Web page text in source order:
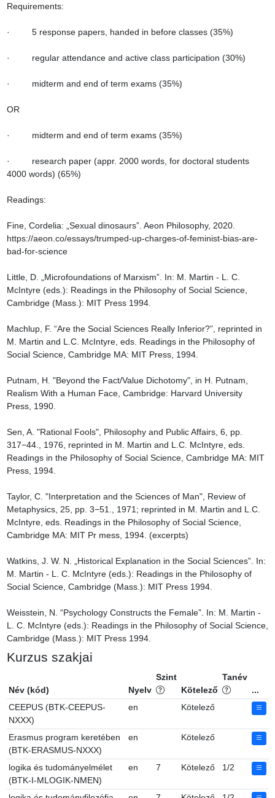
Requirements:
·         5 response papers, handed in before classes (35%)
·         regular attendance and active class participation (30%)
·         midterm and end of term exams (35%)
OR
·         midterm and end of term exams (35%)
·         research paper (appr. 2000 words, for doctoral students
4000 words) (65%)
Readings:
Fine, Cordelia: „Sexual dinosaurs”. Aeon Philosophy, 2020.
https://aeon.co/essays/trumped-up-charges-of-feminist-bias-are-
bad-for-science
Little, D. „Microfoundations of Marxism”. In: M. Martin - L. C.
McIntyre (eds.): Readings in the Philosophy of Social Science,
Cambridge (Mass.): MIT Press 1994.
Machlup, F. “Are the Social Sciences Really Inferior?”, reprinted in
M. Martin and L.C. McIntyre, eds. Readings in the Philosophy of
Social Science, Cambridge MA: MIT Press, 1994.
Putnam, H. "Beyond the Fact/Value Dichotomy", in H. Putnam,
Realism With a Human Face, Cambridge: Harvard University
Press, 1990.
Sen, A. "Rational Fools", Philosophy and Public Affairs, 6, pp.
317−44., 1976, reprinted in M. Martin and L.C. McIntyre, eds.
Readings in the Philosophy of Social Science, Cambridge MA: MIT
Press, 1994.
Taylor, C. "Interpretation and the Sciences of Man", Review of
Metaphysics, 25, pp. 3−51., 1971; reprinted in M. Martin and L.C.
McIntyre, eds. Readings in the Philosophy of Social Science,
Cambridge MA: MIT Pr mess, 1994. (excerpts)
Watkins, J. W. N. „Historical Explanation in the Social Sciences”. In:
M. Martin - L. C. McIntyre (eds.): Readings in the Philosophy of
Social Science, Cambridge (Mass.): MIT Press 1994.
Weisstein, N. “Psychology Constructs the Female”. In: M. Martin -
L. C. McIntyre (eds.): Readings in the Philosophy of Social Science,
Cambridge (Mass.): MIT Press 1994.
Kurzus szakjai
Név (kód) Nyelv
Szint
Kötelező
Tanév
...
CEEPUS (BTK-CEEPUS-
NXXX)
en Kötelező
Erasmus program keretében
(BTK-ERASMUS-NXXX)
en Kötelező
logika és tudományelmélet
(BTK-I-MLOGIK-NMEN)
en 7 Kötelező 1/2